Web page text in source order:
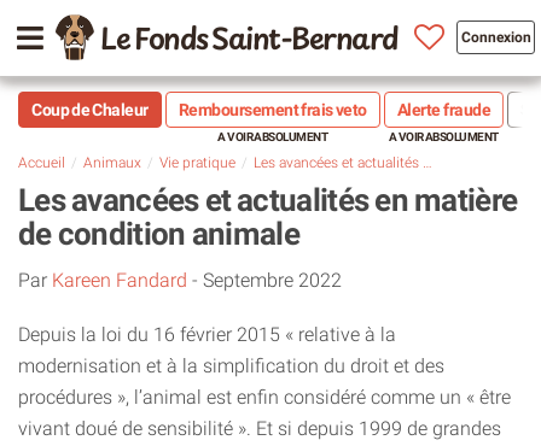
Le Fonds Saint-Bernard Connexion
Coup de Chaleur Remboursement frais veto Alerte fraude
Accueil Animaux Vie pratique Les avancées et actualités en matière de condition animale
Les avancées et actualités en matière
de condition animale
Par Kareen Fandard - Septembre 2022
Depuis la loi du 16 février 2015 « relative à la
modernisation et à la simplification du droit et des
procédures », l’animal est enfin considéré comme un « être
vivant doué de sensibilité ». Et si depuis 1999 de grandes